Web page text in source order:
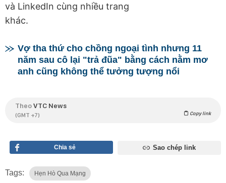
và LinkedIn cùng nhiều trang
khác.
Vợ tha thứ cho chồng ngoại tình nhưng 11
năm sau cô lại "trả đũa" bằng cách nằm mơ
anh cũng không thể tưởng tượng nổi
TheoVTC News
(GMT +7) Copy link
Chia sẻ Sao chép link
Tags: Hẹn Hò Qua Mạng